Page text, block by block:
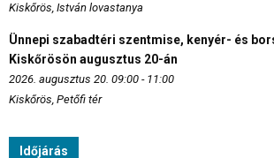
Kiskőrös, István lovastanya
Ünnepi szabadtéri szentmise, kenyér- és
Kiskőrösön augusztus 20-án
2026. augusztus 20. 09:00 - 11:00
Kiskőrös, Petőfi tér
Időjárás